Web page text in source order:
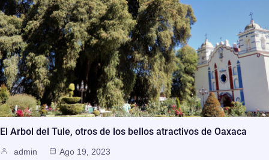
El Arbol del Tule, otros de los bellos atractivos de Oaxaca
admin Ago 19, 2023